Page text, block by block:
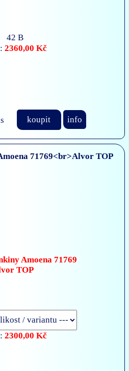
42 B
2360,00 Kč
koupit info
Amoena 71769
TOP
2300,00 Kč